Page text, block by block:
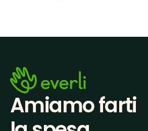
Amiamo farti